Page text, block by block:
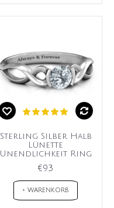
Sterling Silber Halb
Lünette
Unendlichkeit Ring
€93
+ WARENKORB